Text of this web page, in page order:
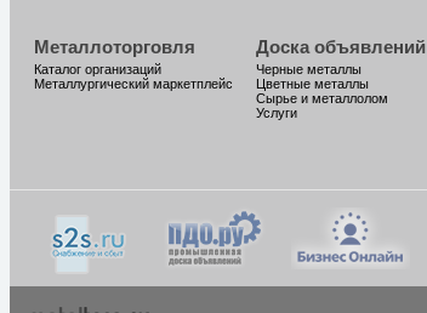
Металлоторговля
Каталог организаций
Металлургический маркетплейс
Доска объявлений
Черные металлы
Цветные металлы
Сырье и металлолом
Услуги